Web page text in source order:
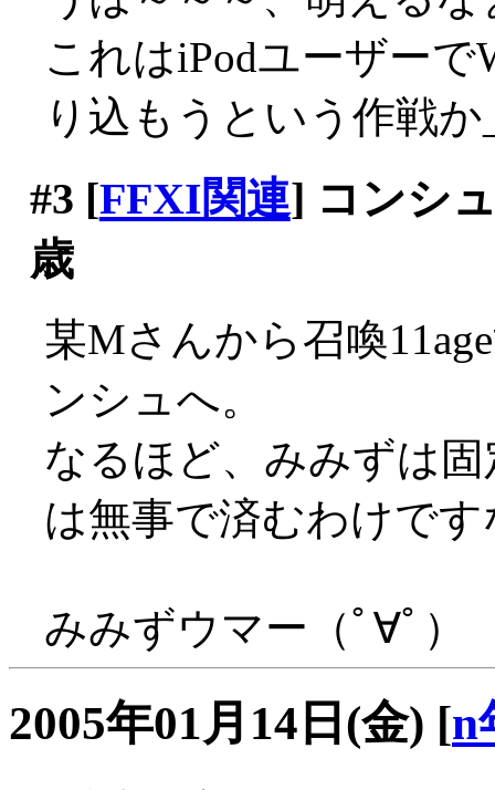
これはiPodユーザー
り込もうという作戦か
#3 [FFXI関連] コンシ
歳
某Mさんから召喚
ンシュへ。
なるほど、みみずは
は無事で済むわけです
みみずウマー（ﾟ∀ﾟ）
2005年01月14日(金) [n